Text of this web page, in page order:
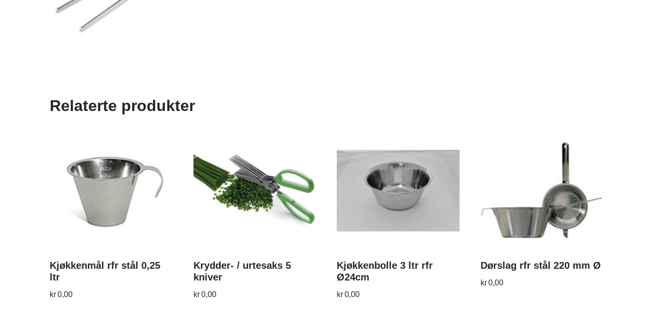
Relaterte produkter
Kjøkkenmål rfr stål 0,25
ltr
kr0,00
Krydder- / urtesaks 5
kniver
kr0,00
Kjøkkenbolle 3 ltr rfr
Ø24cm
kr0,00
Dørslag rfr stål 220 mm Ø
kr0,00